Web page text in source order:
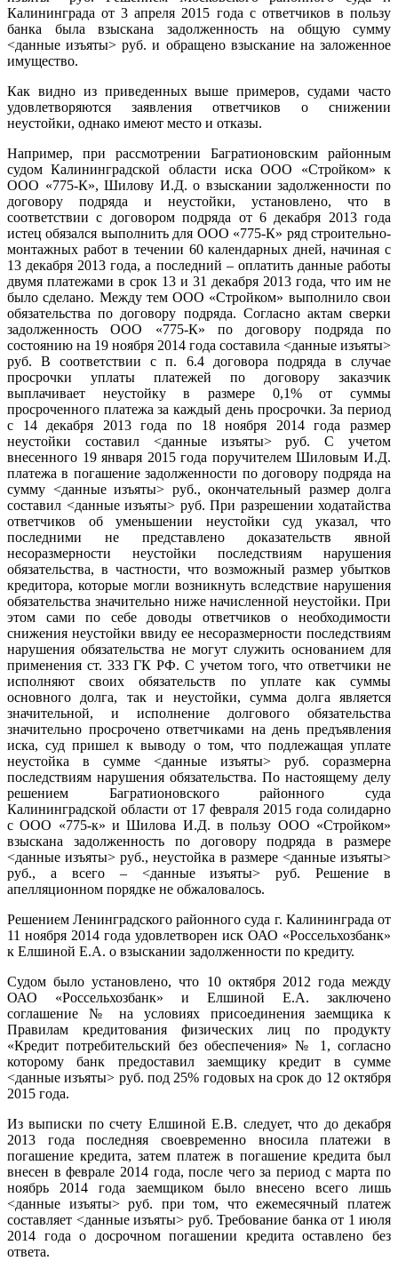
Калининграда от 3 апреля 2015 года с ответчиков в пользу
банка была взыскана задолженность на общую сумму
<данные изъяты> руб. и обращено взыскание на заложенное
имущество.
Как видно из приведенных выше примеров, судами часто
удовлетворяются заявления ответчиков о снижении
неустойки, однако имеют место и отказы.
Например, при рассмотрении Багратионовским районным
судом Калининградской области иска ООО «Стройком» к
ООО «775-К», Шилову И.Д. о взыскании задолженности по
договору подряда и неустойки, установлено, что в
соответствии с договором подряда от 6 декабря 2013 года
истец обязался выполнить для ООО «775-К» ряд строительно-
монтажных работ в течении 60 календарных дней, начиная с
13 декабря 2013 года, а последний – оплатить данные работы
двумя платежами в срок 13 и 31 декабря 2013 года, что им не
было сделано. Между тем ООО «Стройком» выполнило свои
обязательства по договору подряда. Согласно актам сверки
задолженность ООО «775-К» по договору подряда по
состоянию на 19 ноября 2014 года составила <данные изъяты>
руб. В соответствии с п. 6.4 договора подряда в случае
просрочки уплаты платежей по договору заказчик
выплачивает неустойку в размере 0,1% от суммы
просроченного платежа за каждый день просрочки. За период
с 14 декабря 2013 года по 18 ноября 2014 года размер
неустойки составил <данные изъяты> руб. С учетом
внесенного 19 января 2015 года поручителем Шиловым И.Д.
платежа в погашение задолженности по договору подряда на
сумму <данные изъяты> руб., окончательный размер долга
составил <данные изъяты> руб. При разрешении ходатайства
ответчиков об уменьшении неустойки суд указал, что
последними не представлено доказательств явной
несоразмерности неустойки последствиям нарушения
обязательства, в частности, что возможный размер убытков
кредитора, которые могли возникнуть вследствие нарушения
обязательства значительно ниже начисленной неустойки. При
этом сами по себе доводы ответчиков о необходимости
снижения неустойки ввиду ее несоразмерности последствиям
нарушения обязательства не могут служить основанием для
применения ст. 333 ГК РФ. С учетом того, что ответчики не
исполняют своих обязательств по уплате как суммы
основного долга, так и неустойки, сумма долга является
значительной, и исполнение долгового обязательства
значительно просрочено ответчиками на день предъявления
иска, суд пришел к выводу о том, что подлежащая уплате
неустойка в сумме <данные изъяты> руб. соразмерна
последствиям нарушения обязательства. По настоящему делу
решением Багратионовского районного суда
Калининградской области от 17 февраля 2015 года солидарно
с ООО «775-к» и Шилова И.Д. в пользу ООО «Стройком»
взыскана задолженность по договору подряда в размере
<данные изъяты> руб., неустойка в размере <данные изъяты>
руб., а всего – <данные изъяты> руб. Решение в
апелляционном порядке не обжаловалось.
Решением Ленинградского районного суда г. Калининграда от
11 ноября 2014 года удовлетворен иск ОАО «Россельхозбанк»
к Елшиной Е.А. о взыскании задолженности по кредиту.
Судом было установлено, что 10 октября 2012 года между
ОАО «Россельхозбанк» и Елшиной Е.А. заключено
соглашение № на условиях присоединения заемщика к
Правилам кредитования физических лиц по продукту
«Кредит потребительский без обеспечения» № 1, согласно
которому банк предоставил заемщику кредит в сумме
<данные изъяты> руб. под 25% годовых на срок до 12 октября
2015 года.
Из выписки по счету Елшиной Е.В. следует, что до декабря
2013 года последняя своевременно вносила платежи в
погашение кредита, затем платеж в погашение кредита был
внесен в феврале 2014 года, после чего за период с марта по
ноябрь 2014 года заемщиком было внесено всего лишь
<данные изъяты> руб. при том, что ежемесячный платеж
составляет <данные изъяты> руб. Требование банка от 1 июля
2014 года о досрочном погашении кредита оставлено без
ответа.